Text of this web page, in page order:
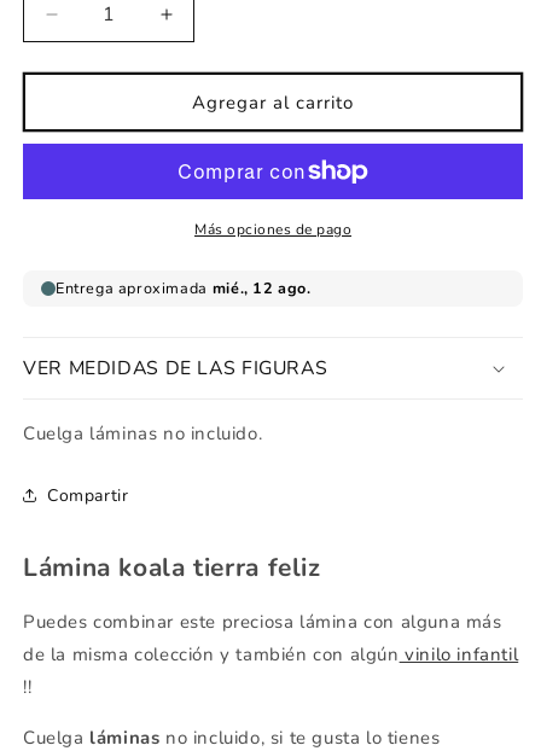
Reducir
cantidad
para
koala
tierra
Aumentar
cantidad
para
Lámina
koala
tierra
feliz
Agregar al carrito
Más opciones de pago
VER MEDIDAS DE LAS FIGURAS
Cuelga láminas no incluido.
Compartir
Lámina koala tierra feliz
Puedes combinar este preciosa lámina con alguna más
de la misma colección y también con algún vinilo infantil
!!
Cuelga láminas no incluido, si te gusta lo tienes